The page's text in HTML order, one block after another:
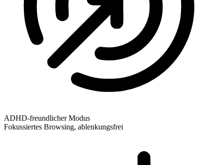
ADHD-freundlicher Modus
Fokussiertes Browsing, ablenkungsfrei